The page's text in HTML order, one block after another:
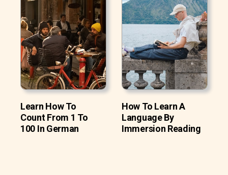
Learn How To
Count From 1 To
100 In German
How To Learn A
Language By
Immersion Reading